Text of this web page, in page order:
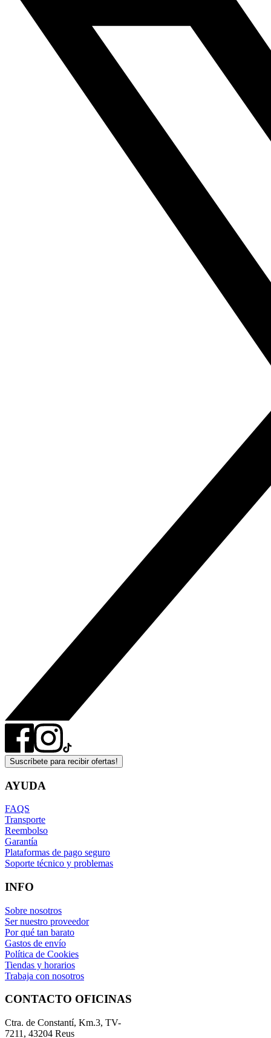
Suscríbete para recibir ofertas!
AYUDA
FAQS
Transporte
Reembolso
Garantía
Plataformas de pago seguro
Soporte técnico y problemas
INFO
Sobre nosotros
Ser nuestro proveedor
Por qué tan barato
Gastos de envío
Política de Cookies
Tiendas y horarios
Trabaja con nosotros
CONTACTO OFICINAS
Ctra. de Constantí, Km.3, TV-
7211, 43204 Reus